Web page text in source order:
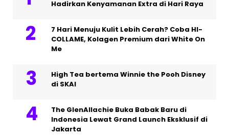
Hadirkan Kenyamanan Extra di Hari Raya
7 Hari Menuju Kulit Lebih Cerah? Coba HI-
COLLAME, Kolagen Premium dari White On
Me
High Tea bertema Winnie the Pooh Disney
di SKAI
The GlenAllachie Buka Babak Baru di
Indonesia Lewat Grand Launch Eksklusif di
Jakarta